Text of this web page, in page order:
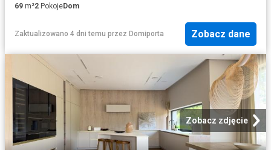
69 m²2 PokojeDom
Zaktualizowano 4 dni temu przez Domiporta Zobacz dane
Zobacz zdjęcie